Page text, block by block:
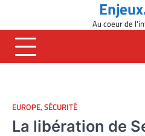
content
Au coeur de
EUROPE, SÉCURITÉ
La libération de